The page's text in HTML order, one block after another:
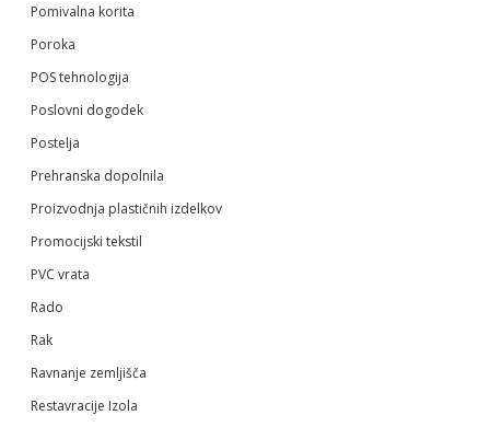
Pomivalna korita
Poroka
POS tehnologija
Poslovni dogodek
Postelja
Prehranska dopolnila
Proizvodnja plastičnih izdelkov
Promocijski tekstil
PVC vrata
Rado
Rak
Ravnanje zemljišča
Restavracije Izola